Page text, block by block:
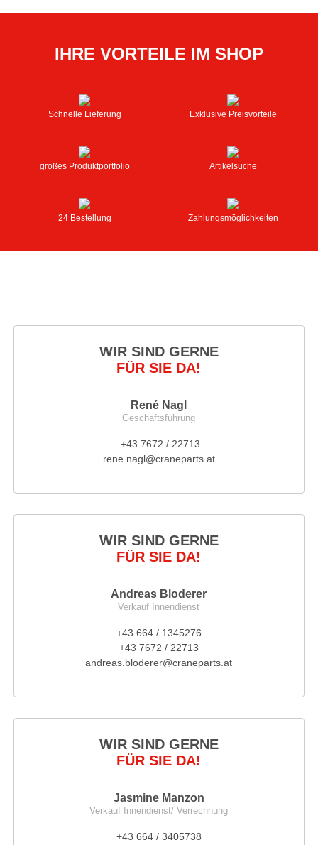
IHRE VORTEILE IM SHOP
Schnelle Lieferung Exklusive Preisvorteile
großes Produktportfolio Artikelsuche
24 Bestellung Zahlungsmöglichkeiten
WIR SIND GERNE
FÜR SIE DA!
René Nagl
Geschäftsführung
+43 7672 / 22713
rene.nagl@craneparts.at
WIR SIND GERNE
FÜR SIE DA!
Andreas Bloderer
Verkauf Innendienst
+43 664 / 1345276
+43 7672 / 22713
andreas.bloderer@craneparts.at
WIR SIND GERNE
FÜR SIE DA!
Jasmine Manzon
Verkauf Innendienst/ Verrechnung
+43 664 / 3405738